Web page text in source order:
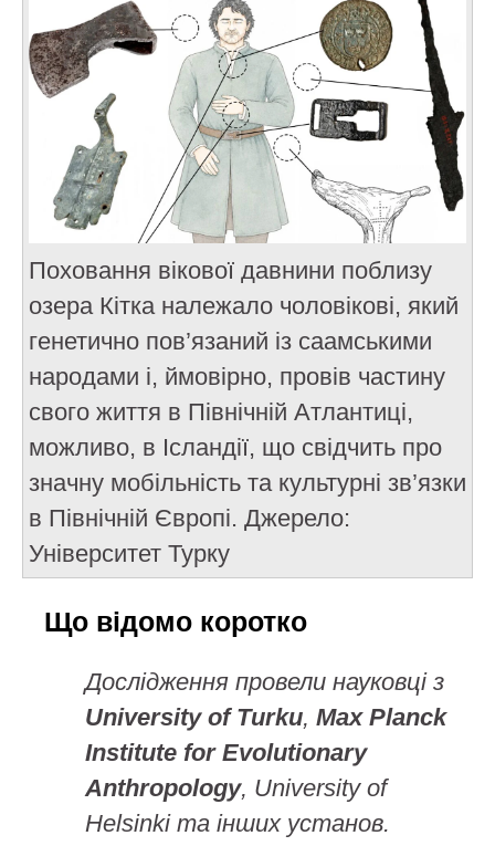
Поховання вікової давнини поблизу
озера Кітка належало чоловікові, який
генетично пов’язаний із саамськими
народами і, ймовірно, провів частину
свого життя в Північній Атлантиці,
можливо, в Ісландії, що свідчить про
значну мобільність та культурні зв’язки
в Північній Європі. Джерело:
Університет Турку
Що відомо коротко
Дослідження провели науковці з
University of Turku,Max Planck
Institute for Evolutionary
Anthropology, University of
Helsinki та інших установ.